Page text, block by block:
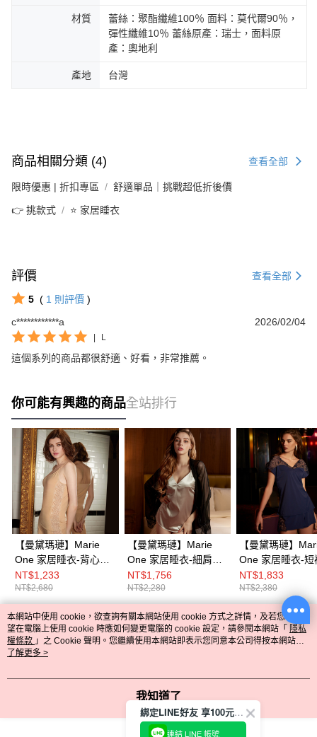
材質
蕾絲：聚酯纖維100％ 面料：莫代爾90％，
彈性纖維10％ 蕾絲原產：瑞士，面料原
產：奧地利
產地 台灣
商品相關分類 (4) 查看全部
限時優惠 | 折扣專區 舒適單品｜挑戰超低折後價
👉 挑款式 ⭐ 家居睡衣
評價 查看全部
5 ( 1 則評價 )
c************a
2026/02/04
| L
這個系列的商品都很舒適、好看，非常推薦。
你可能有興趣的商品全站排行
【曼黛瑪璉】Marie
One 家居睡衣-背心小
可愛(時尚膚)
NT$1,233
NT$2,680
【曼黛瑪璉】Marie
One 家居睡衣-細肩帶
襯衣 M-L(舞墨灰)
NT$1,756
NT$2,280
【曼黛瑪璉】
One 家居睡衣-短
L(雅致藍)
NT$1,833
NT$2,380
熱門標籤
本網站中使用 cookie，欲查詢有關本網站使用 cookie 方式之詳情，及若您不希
望在電腦上使用 cookie 時應如何變更電腦的 cookie 設定，請參閱本網站「 隱私
權條款 」之 Cookie 聲明。您繼續使用本網站即表示您同意本公司得按本網站使
用條款之 Cookie 聲明使用 cookie。
了解更多 >
我知道了
綁定LINE好友 享100元折價券
連結 LINE 帳號